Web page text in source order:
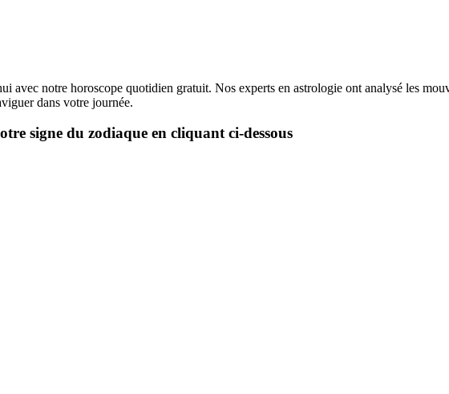
avec notre horoscope quotidien gratuit. Nos experts en astrologie ont analysé les
dans votre journée.
signe du zodiaque en cliquant ci-dessous